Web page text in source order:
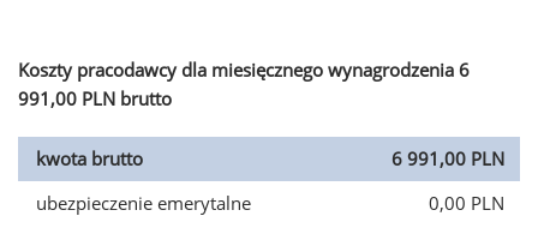
Koszty pracodawcy dla miesięcznego wynagrodzenia 6
991,00 PLN brutto
kwota brutto
6 991,00 PLN
ubezpieczenie emerytalne
0,00 PLN